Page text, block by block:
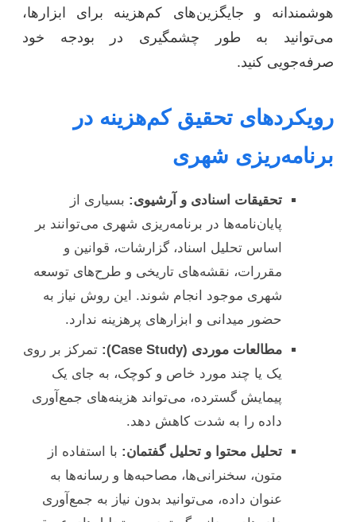
هوشمندانه و جایگزین‌های کم‌هزینه برای ابزارها،
می‌توانید به طور چشمگیری در بودجه خود
صرفه‌جویی کنید.
رویکردهای تحقیق کم‌هزینه در
برنامه‌ریزی شهری
تحقیقات اسنادی و آرشیوی: بسیاری از
پایان‌نامه‌ها در برنامه‌ریزی شهری می‌توانند بر
اساس تحلیل اسناد، گزارشات، قوانین و
مقررات، نقشه‌های تاریخی و طرح‌های توسعه
شهری موجود انجام شوند. این روش نیاز به
حضور میدانی و ابزارهای پرهزینه ندارد.
مطالعات موردی (Case Study):
تمرکز بر روی
یک یا چند مورد خاص و کوچک، به جای یک
پیمایش گسترده، می‌تواند هزینه‌های جمع‌آوری
داده را به شدت کاهش دهد.
تحلیل محتوا و تحلیل گفتمان: با استفاده از
متون، سخنرانی‌ها، مصاحبه‌ها و رسانه‌ها به
عنوان داده، می‌توانید بدون نیاز به جمع‌آوری